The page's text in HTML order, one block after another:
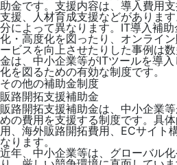
助金です。支援内容は、導入費用
支援、人材育成支援などがありま
分によって異なります。IT導入補
化・高度化を図ったり、オンライ
ービスを向上させたりした事例は
金は、中小企業等がITツールを導
化を図るための有効な制度です。
その他の補助金制度
販路開拓支援補助金
販路開拓支援補助金は、中小企業
めの費用を支援する制度です。具
用、海外販路開拓費用、ECサイト
なります。
近年、中小企業等は、グローバル